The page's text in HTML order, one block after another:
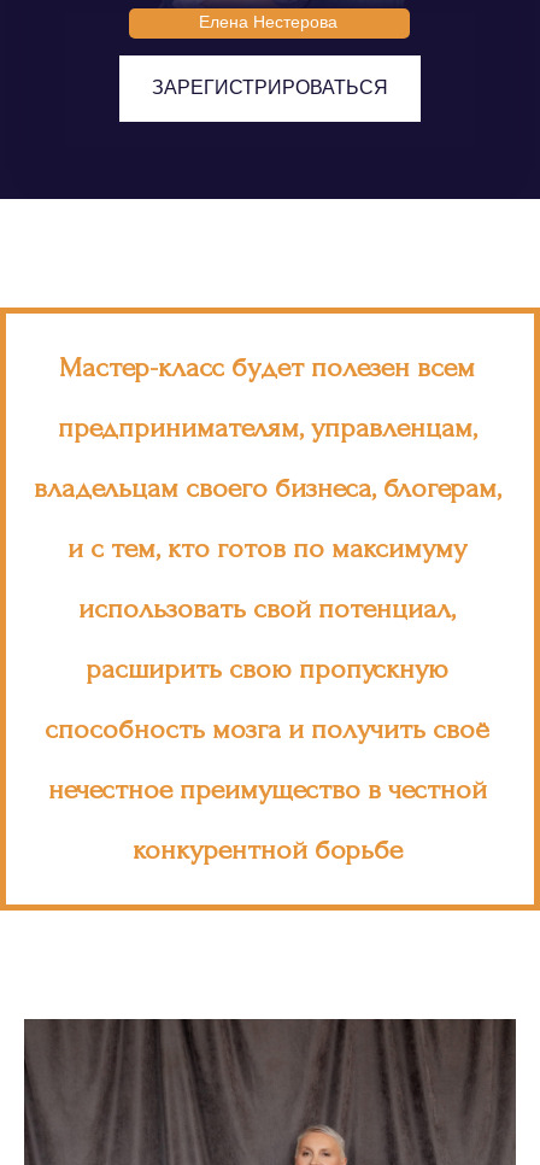
Елена Нестерова
ЗАРЕГИСТРИРОВАТЬСЯ
Мастер-класс будет полезен всем
предпринимателям, управленцам,
владельцам своего бизнеса, блогерам,
и с тем, кто готов по максимуму
использовать свой потенциал,
расширить свою пропускную
способность мозга и получить своё
нечестное преимущество в честной
конкурентной борьбе